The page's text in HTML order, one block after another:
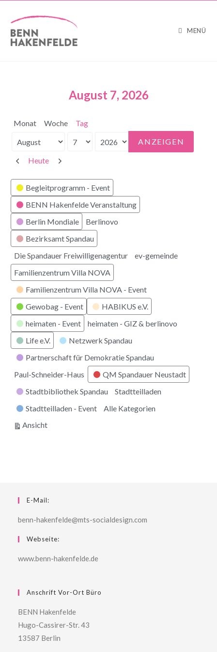
MENÜ
August 7, 2026
Monat Woche Tag
Monat
Tag
Jahr
Zurück
Heute Weiter
Kategorien
Begleitprogramm - Event
BENN Hakenfelde Veranstaltung
Berlin Mondiale
Berlinovo
Bezirksamt Spandau
Die Spandauer Freiwilligenagentur
ev-gemeinde
Familienzentrum Villa NOVA
Familienzentrum Villa NOVA - Event
Gewobag - Event
HABIKUS e.V.
heimaten - Event
heimaten - GIZ & berlinovo
Life e.V.
Netzwerk Spandau
Partnerschaft für Demokratie Spandau
Paul-Schneider-Haus
QM Spandauer Neustadt
Stadtbibliothek Spandau
Stadtteilladen
Stadtteilladen - Event
Alle Kategorien
Ansichtausdrucken
E-Mail:
benn-hakenfelde@mts-socialdesign.com
Webseite:
www.benn-hakenfelde.de
Anschrift Vor-Ort Büro
BENN Hakenfelde
Hugo-Cassirer-Str. 43
13587 Berlin